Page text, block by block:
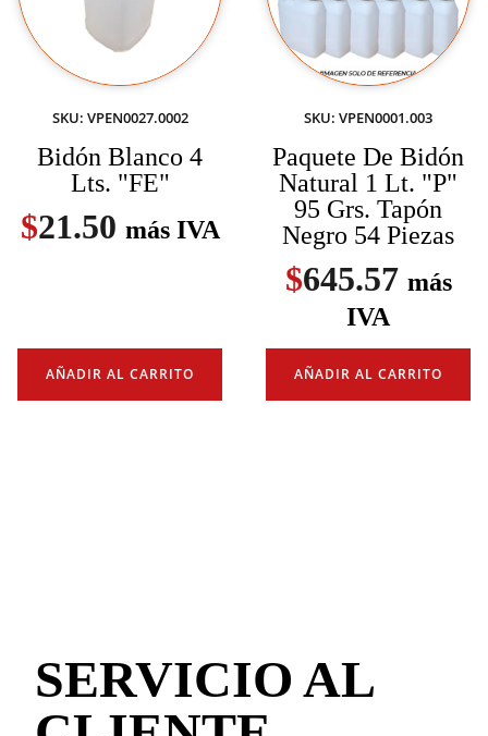
SKU: VPEN0027.0002
Bidón Blanco 4
Lts. "FE"
$21.50 más IVA
AÑADIR AL CARRITO
SKU: VPEN0001.003
Paquete De Bidón
Natural 1 Lt. "P"
95 Grs. Tapón
Negro 54 Piezas
$645.57 más
IVA
AÑADIR AL CARRITO
SERVICIO AL